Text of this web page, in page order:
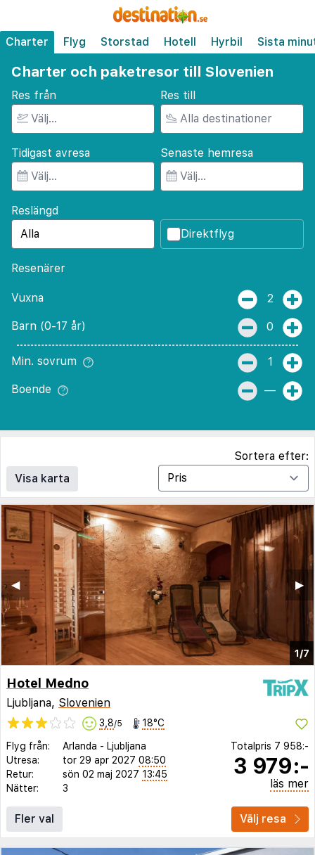
Charter Flyg Storstad Hotell Hyrbil Sista
Charter och paketresor till Slovenien
Res från Res till
Tidigast avresa Senaste hemresa
Reslängd
Direktflyg
Resenärer
Vuxna 2
Barn (0-17 år) 0
Min. sovrum 1
Boende —
Visa karta
Sortera efter:
1/7
▶︎
◀︎
Hotel Medno
Ljubljana, Slovenien
3,8/5 18°C
Flyg från: Arlanda - Ljubljana
Utresa:
tor 29 apr 2027 08:50
Retur:
sön 02 maj 2027 13:45
Nätter:
3
Totalpris 7 958:-
3 979:-
läs mer
Fler val Välj resa